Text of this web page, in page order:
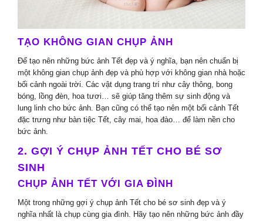
TẠO KHÔNG GIAN CHỤP ẢNH
Để tạo nên những bức ảnh Tết đẹp và ý nghĩa, bạn nên chuẩn bị
một không gian chụp ảnh đẹp và phù hợp với không gian nhà hoặc
bối cảnh ngoài trời. Các vật dụng trang trí như cây thông, bong
bóng, lồng đèn, hoa tươi… sẽ giúp tăng thêm sự sinh động và
lung linh cho bức ảnh. Bạn cũng có thể tạo nên một bối cảnh Tết
đặc trưng như bàn tiệc Tết, cây mai, hoa đào… để làm nền cho
bức ảnh.
2. GỢI Ý CHỤP ẢNH TẾT CHO BÉ SƠ
SINH
CHỤP ẢNH TẾT VỚI GIA ĐÌNH
Một trong những gợi ý chụp ảnh Tết cho bé sơ sinh đẹp và ý
nghĩa nhất là chụp cùng gia đình. Hãy tạo nên những bức ảnh đầy